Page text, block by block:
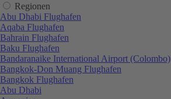
Regionen
Abu Dhabi Flughafen
Aqaba Flughafen
Bahrain Flughafen
Baku Flughafen
Bandaranaike International Airport (Colombo)
Bangkok-Don Muang Flughafen
Bangkok Flughafen
Abu Dhabi